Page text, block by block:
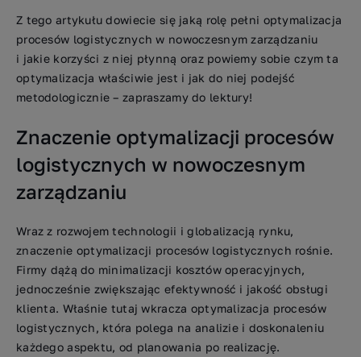
Z tego artykułu dowiecie się jaką rolę pełni optymalizacja
procesów logistycznych w nowoczesnym zarządzaniu
i jakie korzyści z niej płynną oraz powiemy sobie czym ta
optymalizacja właściwie jest i jak do niej podejść
metodologicznie – zapraszamy do lektury!
Znaczenie optymalizacji procesów
logistycznych w nowoczesnym
zarządzaniu
Wraz z rozwojem technologii i globalizacją rynku,
znaczenie optymalizacji procesów logistycznych rośnie.
Firmy dążą do minimalizacji kosztów operacyjnych,
jednocześnie zwiększając efektywność i jakość obsługi
klienta. Właśnie tutaj wkracza optymalizacja procesów
logistycznych, która polega na analizie i doskonaleniu
każdego aspektu, od planowania po realizację.